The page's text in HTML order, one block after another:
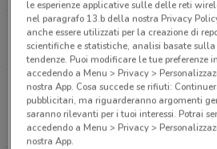
Contrada Merlino Avola
1.5 km
APERTO
Contrada Risicone
Avola
1.7 km
APERTO
le esperienze applicative sulle delle reti
nel paragrafo 13.b della nostra Privacy
anche essere utilizzati per la creazione di
scientifiche e statistiche, analisi basate
tendenze. Puoi modificare le tue preferenze
accedendo a Menu > Privacy >
nostra App. Cosa succede se rifiuti:
pubblicitari, ma riguarderanno argomenti
saranno rilevanti per i tuoi interessi. Potrai
accedendo a Menu > Privacy >
nostra App.